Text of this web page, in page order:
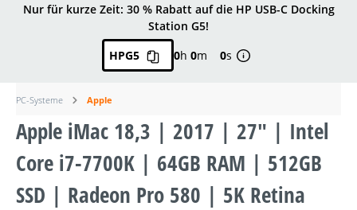
Nur für kurze Zeit: 30 % Rabatt auf die HP USB-C Docking
Station G5!
HPG5
0h 0m 0s
PC-Systeme Apple
Apple iMac 18,3 | 2017 | 27" | Intel
Core i7-7700K | 64GB RAM | 512GB
SSD | Radeon Pro 580 | 5K Retina